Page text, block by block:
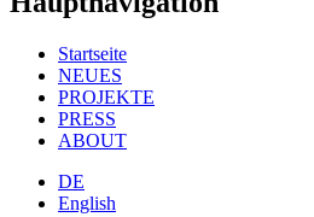
Startseite
NEUES
PROJEKTE
PRESS
ABOUT
DE
English